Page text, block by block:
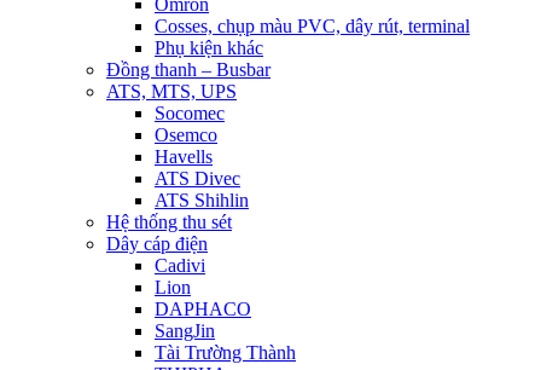
Omron
Cosses, chụp màu PVC, dây rút, terminal
Phụ kiện khác
Đồng thanh – Busbar
ATS, MTS, UPS
Socomec
Osemco
Havells
ATS Divec
ATS Shihlin
Hệ thống thu sét
Dây cáp điện
Cadivi
Lion
DAPHACO
SangJin
Tài Trường Thành